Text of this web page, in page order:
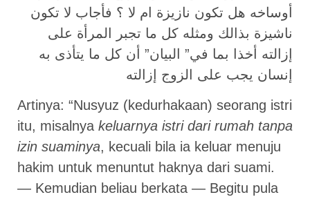
أوساخه هل تكون نازيزة ام لا ؟ فأجاب لا تكون
ناشيزة بذالك ومثله كل ما تجبر المرأة على
إزالته أخذا بما في” البيان” أن كل ما يتأذى به
إنسان يجب على الزوج إزالته
Artinya: “Nusyuz (kedurhakaan) seorang istri
itu, misalnya keluarnya istri dari rumah tanpa
izin suaminya, kecuali bila ia keluar menuju
hakim untuk menuntut haknya dari suami.
— Kemudian beliau berkata — Begitu pula